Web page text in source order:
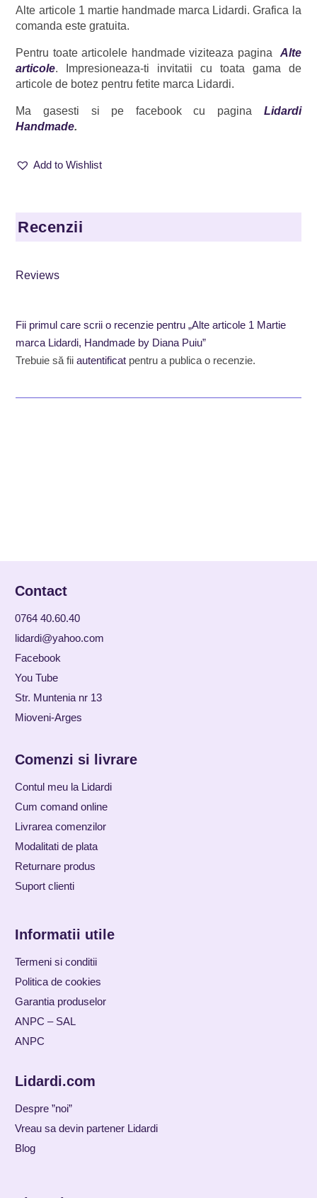
Alte articole 1 martie handmade marca Lidardi. Grafica la
comanda este gratuita.
Pentru toate articolele handmade viziteaza pagina
Alte
articole. Impresioneaza-ti invitatii cu toata gama de
articole de botez pentru fetite marca Lidardi.
Ma gasesti si pe facebook cu pagina Lidardi
Handmade.
Add to Wishlist
Recenzii
Reviews
Fii primul care scrii o recenzie pentru „Alte articole 1 Martie
marca Lidardi, Handmade by Diana Puiu”
Trebuie să fiiautentificat pentru a publica o recenzie.
Contact
0764 40.60.40
lidardi@yahoo.com
Facebook
You Tube
Str. Muntenia nr 13
Mioveni-Arges
Comenzi si livrare
Contul meu la Lidardi
Cum comand online
Livrarea comenzilor
Modalitati de plata
Returnare produs
Suport clienti
Informatii utile
Termeni si conditii
Politica de cookies
Garantia produselor
ANPC – SAL
ANPC
Lidardi.com
Despre ”noi”
Vreau sa devin partener Lidardi
Blog